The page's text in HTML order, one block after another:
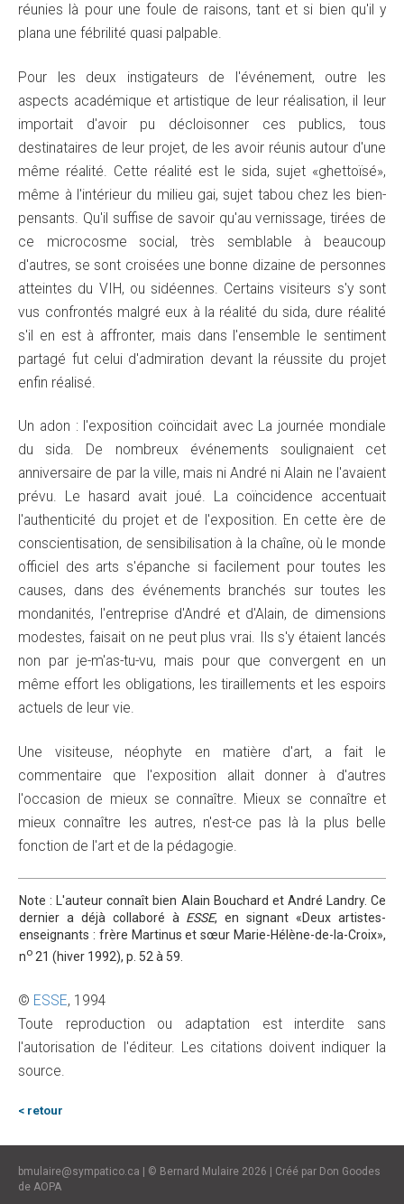
réunies là pour une foule de raisons, tant et si bien qu'il y
plana une fébrilité quasi palpable.
Pour les deux instigateurs de l'événement, outre les
aspects académique et artistique de leur réalisation, il leur
importait d'avoir pu décloisonner ces publics, tous
destinataires de leur projet, de les avoir réunis autour d'une
même réalité. Cette réalité est le sida, sujet «ghettoïsé»,
même à l'intérieur du milieu gai, sujet tabou chez les bien-
pensants. Qu'il suffise de savoir qu'au vernissage, tirées de
ce microcosme social, très semblable à beaucoup
d'autres, se sont croisées une bonne dizaine de personnes
atteintes du VIH, ou sidéennes. Certains visiteurs s'y sont
vus confrontés malgré eux à la réalité du sida, dure réalité
s'il en est à affronter, mais dans l'ensemble le sentiment
partagé fut celui d'admiration devant la réussite du projet
enfin réalisé.
Un adon : l'exposition coïncidait avec La journée mondiale
du sida. De nombreux événements soulignaient cet
anniversaire de par la ville, mais ni André ni Alain ne l'avaient
prévu. Le hasard avait joué. La coïncidence accentuait
l'authenticité du projet et de l'exposition. En cette ère de
conscientisation, de sensibilisation à la chaîne, où le monde
officiel des arts s'épanche si facilement pour toutes les
causes, dans des événements branchés sur toutes les
mondanités, l'entreprise d'André et d'Alain, de dimensions
modestes, faisait on ne peut plus vrai. Ils s'y étaient lancés
non par je-m'as-tu-vu, mais pour que convergent en un
même effort les obligations, les tiraillements et les espoirs
actuels de leur vie.
Une visiteuse, néophyte en matière d'art, a fait le
commentaire que l'exposition allait donner à d'autres
l'occasion de mieux se connaître. Mieux se connaître et
mieux connaître les autres, n'est-ce pas là la plus belle
fonction de l'art et de la pédagogie.
Note : L'auteur connaît bien Alain Bouchard et André Landry. Ce
dernier a déjà collaboré à ESSE, en signant «Deux artistes-
enseignants : frère Martinus et sœur Marie-Hélène-de-la-Croix»,
no 21 (hiver 1992), p. 52 à 59.
© ESSE, 1994
Toute reproduction ou adaptation est interdite sans
l'autorisation de l'éditeur. Les citations doivent indiquer la
source.
< retour
bmulaire@sympatico.ca | © Bernard Mulaire 2026 | Créé par Don Goodes
de AOPA